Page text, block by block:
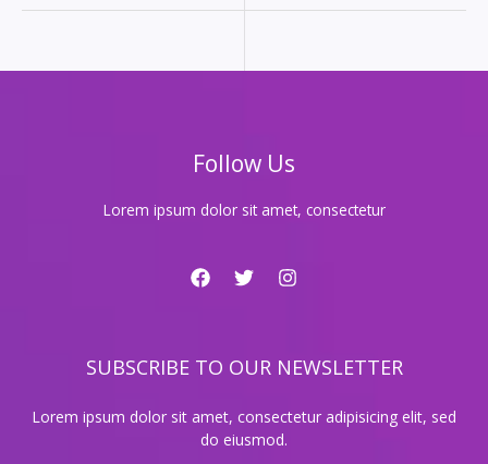
스
Follow Us
Lorem ipsum dolor sit amet, consectetur
SUBSCRIBE TO OUR NEWSLETTER
Lorem ipsum dolor sit amet, consectetur adipisicing elit, sed
do eiusmod.